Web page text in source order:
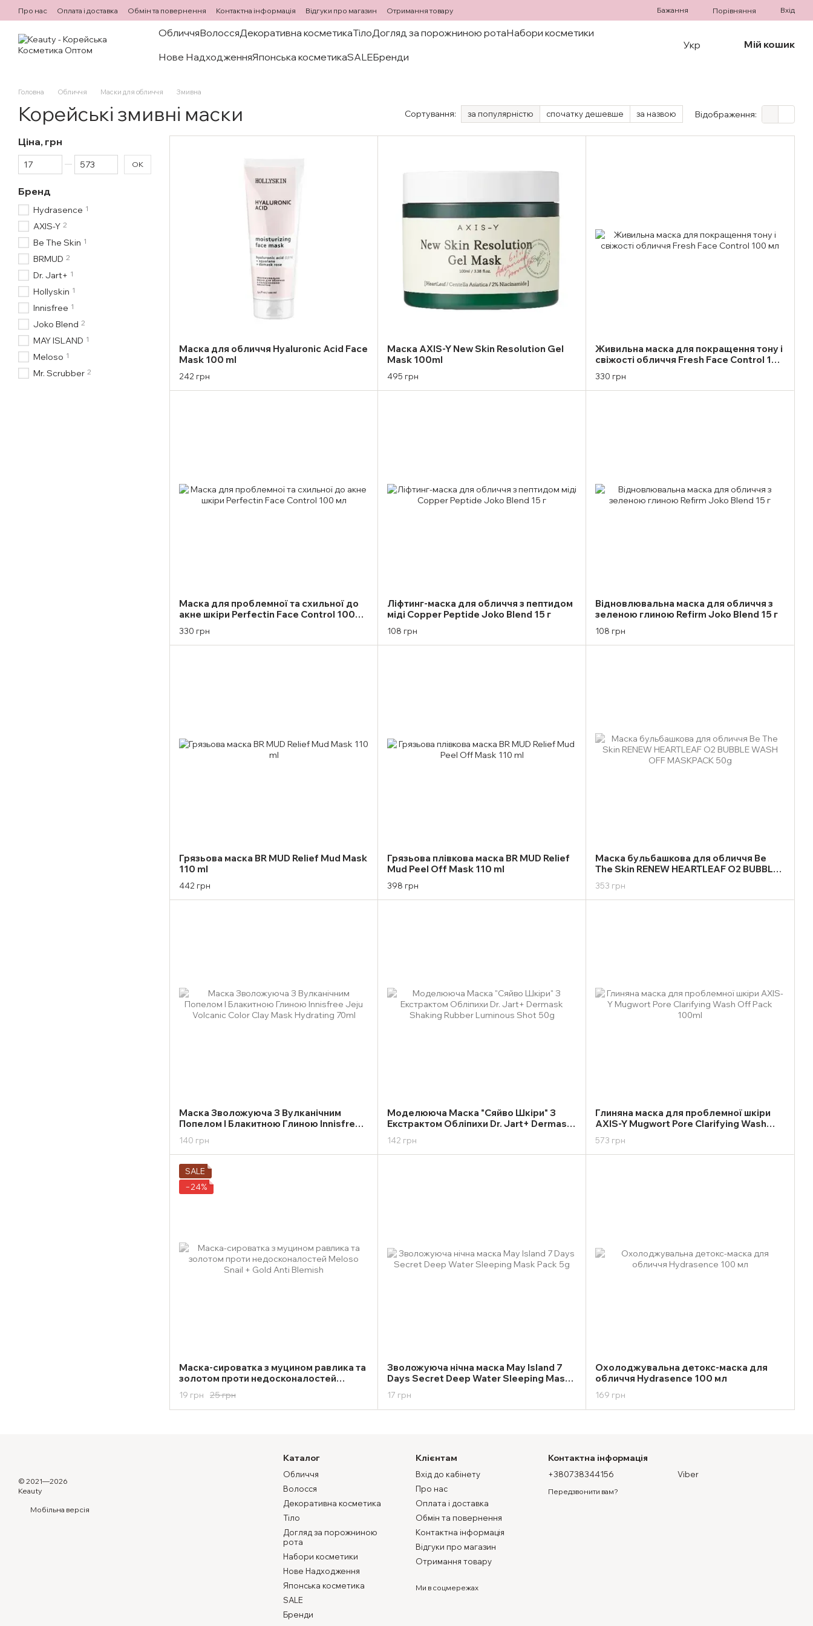
Перейти до основного контенту
Про нас Оплата і доставка Обмін та повернення Контактна інформація Відгуки про магазин Отримання товару Бажання Порівняння Вхід
ОбличчяВолоссяДекоративна косметикаТілоДогляд за порожниною ротаНабори косметики
Нове НадходженняЯпонська косметикаSALEБренди
Укр Мій кошик
Головна Обличчя Маски для обличчя Змивна
Корейські змивні маски Сортування: за популярністю спочатку дешевше за назвою Відображення:
Маска для обличчя Hyaluronic Acid Face
Mask 100 ml
242 грн
Маска AXIS-Y New Skin Resolution Gel
Mask 100ml
495 грн
Живильна маска для покращення тону і
свіжості обличчя Fresh Face Control 100
мл
330 грн
Маска для проблемної та схильної до
акне шкіри Perfectin Face Control 100
мл
330 грн
Ліфтинг-маска для обличчя з пептидом
міді Copper Peptide Joko Blend 15 г
108 грн
Відновлювальна маска для обличчя з
зеленою глиною Refirm Joko Blend 15 г
108 грн
Грязьова маска BR MUD Relief Mud Mask
110 ml
442 грн
Грязьова плівкова маска BR MUD Relief
Mud Peel Off Mask 110 ml
398 грн
Маска бульбашкова для обличчя Be
The Skin RENEW HEARTLEAF O2 BUBBLE
WASH OFF MASKPACK 50g
353 грн
Маска Зволожуюча З Вулканічним
Попелом І Блакитною Глиною Innisfree
Jeju Volcanic Color Clay Mask Hydrating
70ml
140 грн
Моделююча Маска "Сяйво Шкіри" З
Екстрактом Обліпихи Dr. Jart+ Dermask
Shaking Rubber Luminous Shot 50g
142 грн
Глиняна маска для проблемної шкіри
AXIS-Y Mugwort Pore Clarifying Wash
Off Pack 100ml
573 грн
SALE
−24%
Маска-сироватка з муцином равлика та
золотом проти недосконалостей
Meloso Snail + Gold Anti Blemish
25 грн
19 грн
Зволожуюча нічна маска May Island 7
Days Secret Deep Water Sleeping Mask
Pack 5g
17 грн
Охолоджувальна детокс-маска для
обличчя Hydrasence 100 мл
169 грн
Ціна, грн
Від Ціна, грн
До Ціна, грн ОК
Бренд
Hydrasence 1
AXIS-Y 2
Be The Skin 1
BRMUD 2
Dr. Jart+ 1
Hollyskin 1
Innisfree 1
Joko Blend 2
MAY ISLAND 1
Meloso 1
Mr. Scrubber 2
© 2021—2026
Keauty
Мобільна версія
Каталог
Обличчя
Волосся
Декоративна косметика
Тіло
Догляд за порожниною
рота
Набори косметики
Нове Надходження
Японська косметика
SALE
Бренди
Клієнтам
Вхід до кабінету
Про нас
Оплата і доставка
Обмін та повернення
Контактна інформація
Відгуки про магазин
Отримання товару
Ми в соцмережах
Контактна інформація
+380738344156
Передзвонити вам?
Viber